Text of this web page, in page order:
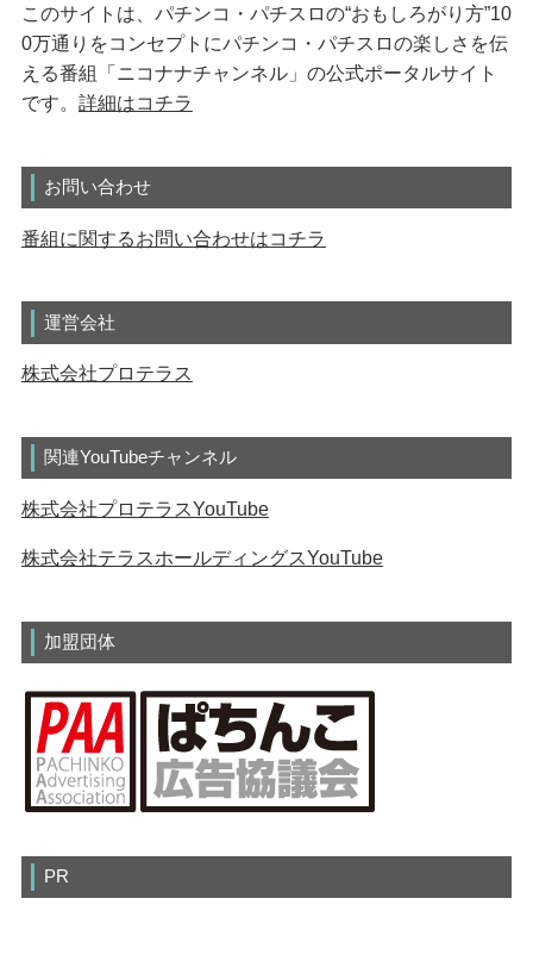
このサイトは、パチンコ・パチスロの“おもしろがり方”10
0万通りをコンセプトにパチンコ・パチスロの楽しさを伝
える番組「ニコナナチャンネル」の公式ポータルサイト
です。 詳細はコチラ
お問い合わせ
番組に関するお問い合わせはコチラ
運営会社
株式会社プロテラス
関連YouTubeチャンネル
株式会社プロテラスYouTube
株式会社テラスホールディングスYouTube
加盟団体
PR